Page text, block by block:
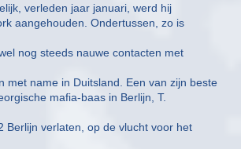
verleden jaar januari, werd hij
aangehouden. Ondertussen, zo is
nog steeds nauwe contacten met
met name in Duitsland. Een van zijn beste
mafia-baas in Berlijn, T.
Berlijn verlaten, op de vlucht voor het